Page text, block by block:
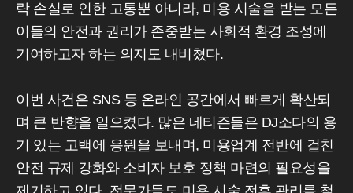
락 손실로 인한 고통뿐 아니라, 미용 시술을 받는 모든
이들의 안전과 권리가 존중받는 사회적 환경 조성에
기여하고자 하는 의지도 내비쳤다.
이번 사건은 SNS 등 온라인 공간에서 빠르게 확산되
며 큰 반향을 일으켰다. 많은 네티즌들은 DJ소다의 용
기 있는 고백에 응원을 보내며, 미용업계 전반에 걸친
안전 규제 강화와 소비자 보호 정책 마련의 필요성을